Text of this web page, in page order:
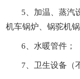
5、加温、蒸汽设
机车锅炉、锅驼机
6、水暖管件；
7、卫生设备（不